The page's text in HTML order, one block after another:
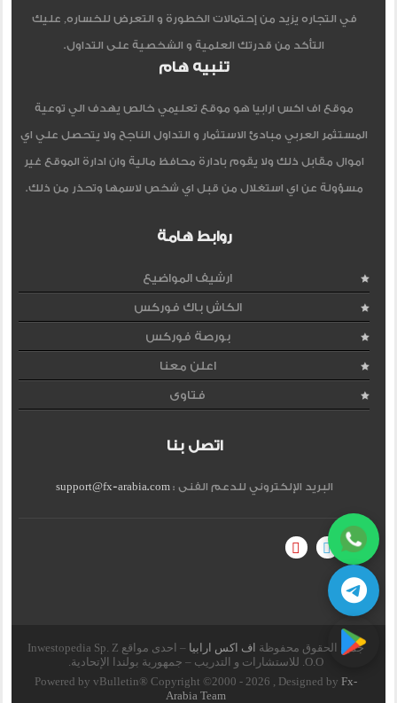
في التجاره يزيد من إحتمالات الخطورة و التعرض للخساره, عليك
التأكد من قدرتك العلمية و الشخصية على التداول.
تنبيه هام
موقع اف اكس ارابيا هو موقع تعليمي خالص يهدف الي توعية
المستثمر العربي مبادئ الاستثمار و التداول الناجح ولا يتحصل علي اي
اموال مقابل ذلك ولا يقوم بادارة محافظ مالية وان ادارة الموقع غير
مسؤولة عن اي استغلال من قبل اي شخص لاسمها وتحذر من ذلك.
روابط هامة
ارشيف المواضيع
الكاش باك فوركس
بورصة فوركس
اعلن معنا
فتاوى
اتصل بنا
البريد الإلكتروني للدعم الفنى :support@fx-arabia.com
جميع الحقوق محفوظة اف اكس ارابيا
– احدى مواقع Inwestopedia Sp. Z
O.O. للاستشارات و التدريب – جمهورية بولندا الإتحادية.
Powered by vBulletin® Copyright ©2000 - 2026 , Designed byFx-
Arabia Team